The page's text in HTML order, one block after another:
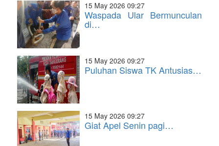
15 May 2026 09:27
Waspada Ular Bermunculan
di…
15 May 2026 09:27
Puluhan Siswa TK Antusias…
15 May 2026 09:27
Giat Apel Senin pagi…